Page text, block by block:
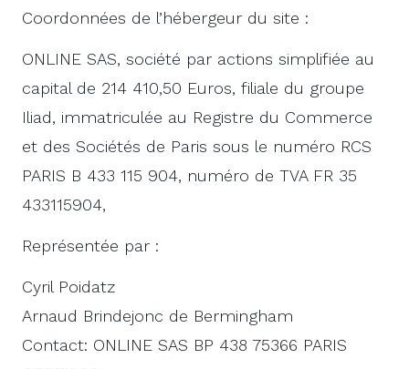
Coordonnées de l’hébergeur du site :
ONLINE SAS, société par actions simplifiée au
capital de 214 410,50 Euros, filiale du groupe
Iliad, immatriculée au Registre du Commerce
et des Sociétés de Paris sous le numéro RCS
PARIS B 433 115 904, numéro de TVA FR 35
433115904,
Représentée par :
Cyril Poidatz
Arnaud Brindejonc de Bermingham
Contact: ONLINE SAS BP 438 75366 PARIS